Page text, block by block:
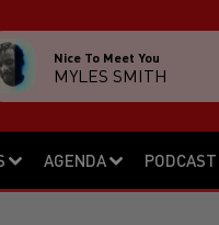
AGENDA PODCAST
Nice To Meet You
MYLES SMITH